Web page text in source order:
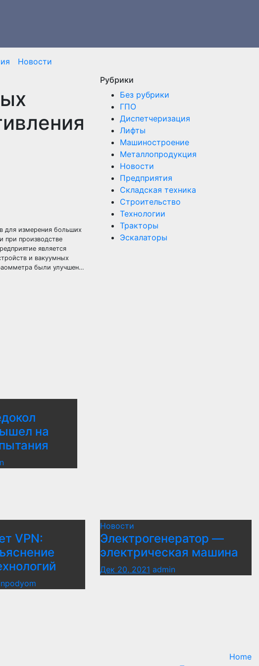
Новости
для измерения больших
при производстве
является
и вакуумных
были улучшен…
на
Рубрики
Без рубрики
ГПО
Диспетчеризация
Лифты
Машиностроение
Металлопродукция
Новости
Предприятия
Складская техника
Строительство
Технологии
Тракторы
Эскалаторы
VPN:
Новости
Электрогенератор —
электрическая машина
Дек 20, 2021 admin
Home